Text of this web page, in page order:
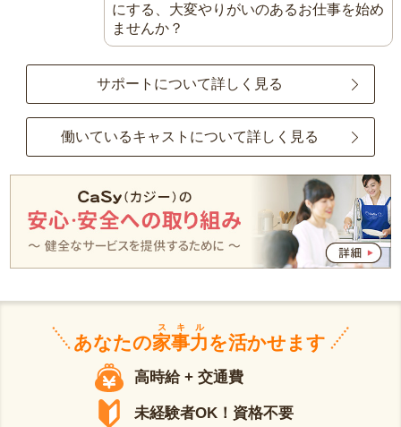
にする、大変やりがいのあるお仕事を始め
ませんか？
サポートについて詳しく見る
働いているキャストについて詳しく見る
あなたの家事力
スキル
を活かせます
高時給 + 交通費
未経験者OK！資格不要